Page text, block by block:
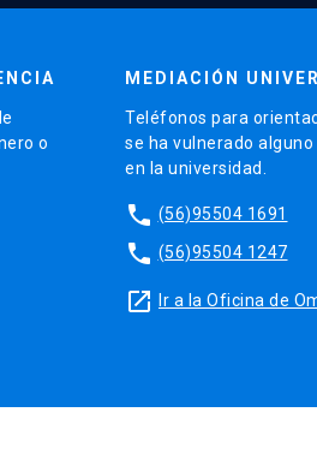
o
MEDIACIÓN
Teléfonos para
se ha vulnerado
en la universidad.
phone (56)95504 1691
phone (56)95504 1247
launch Ir a la Oficina de